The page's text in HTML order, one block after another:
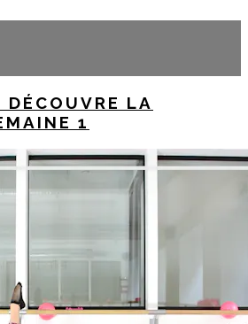
DÉCOUVRE LA
1